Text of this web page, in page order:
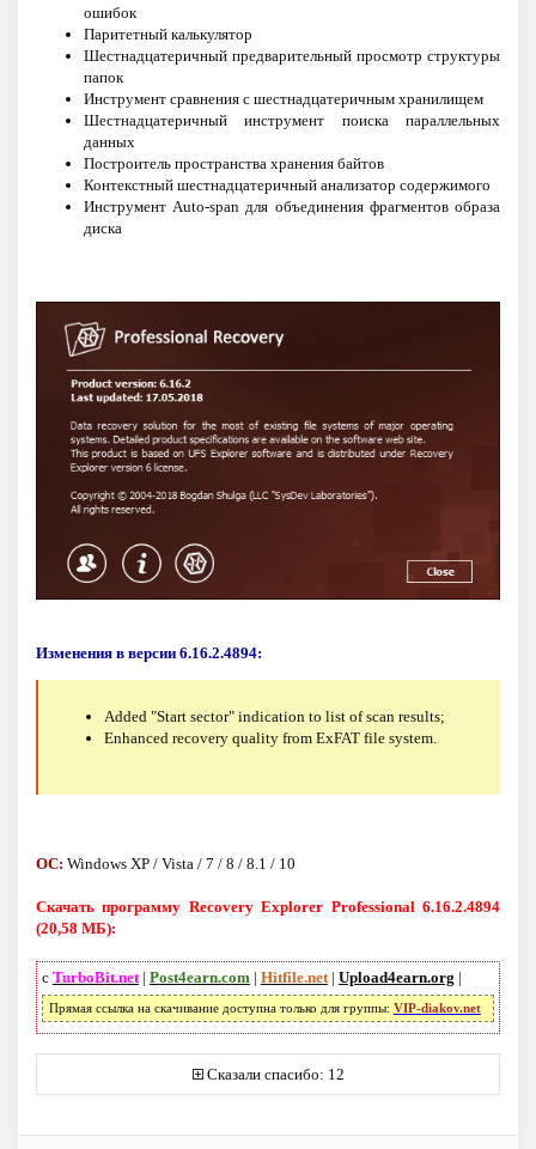
ошибок
Паритетный калькулятор
Шестнадцатеричный предварительный просмотр структуры
папок
Инструмент сравнения с шестнадцатеричным хранилищем
Шестнадцатеричный инструмент поиска параллельных
данных
Построитель пространства хранения байтов
Контекстный шестнадцатеричный анализатор содержимого
Инструмент Auto-span для объединения фрагментов образа
диска
Изменения в версии 6.16.2.4894:
Added "Start sector" indication to list of scan results;
Enhanced recovery quality from ExFAT file system.
ОС: Windows XP / Vista / 7 / 8 / 8.1 / 10
Скачать программу Recovery Explorer Professional 6.16.2.4894
(20,58 МБ):
с TurboBit.net| Post4earn.com | Hitfile.net| Upload4earn.org |
Прямая ссылка на скачивание доступна только для группы: VIP-diakov.net
Сказали спасибо: 12